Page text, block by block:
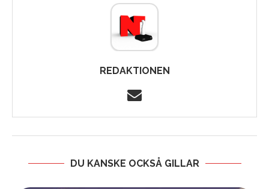
REDAKTIONEN
DU KANSKE OCKSÅ GILLAR